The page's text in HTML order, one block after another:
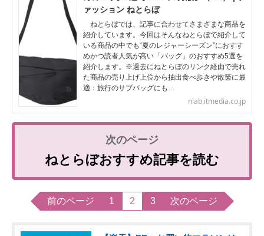
ァッション ねとらぼ
ねとらぼでは、記事に合わせてさまざまな商品を
紹介しています。今回はそんなねとらぼで紹介して
いる商品の中でも“夏のレジャーシーズン”におすす
めかつ読者人気が高い「バッグ」のおすすめ5選を
紹介します。※過去にねとらぼのリンク経由で売れ
た商品の売り上げ上位から抽出食べ歩きや散策に最
適：旅行のサブバッグにも…
nlab.itmedia.co.jp
ねとらぼおすすめ記事を読む
前のページ 1 2 3 次のページ